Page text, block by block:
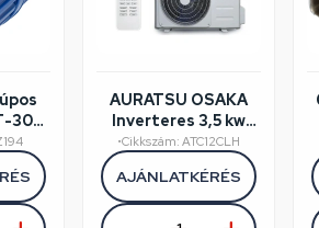
301
AURATSU OSAKA
Inverteres 3,5 kw
klíma szett , WiFi,
Csepptálcafűtés
•Cikkszám: ATC12CLH
AJÁNLATKÉRÉS